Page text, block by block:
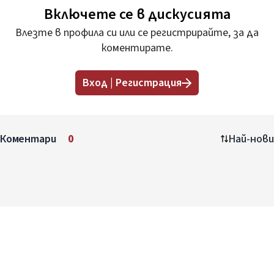
Включете се в дискусията
Влезте в профила си или се регистрирайте, за да
коментирате.
Вход | Регистрация
Коментари 0 Най-нови